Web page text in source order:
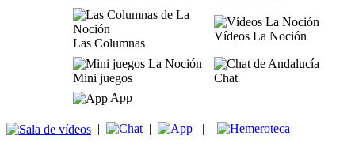
Las Columnas
Vídeos La Noción
Mini juegos
Chat
App
| | |